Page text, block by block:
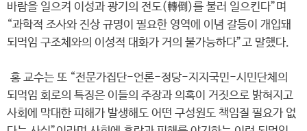
바람을 일으켜 이성과 광기의 전도(轉倒)를 불러 일으킨다”며
“과학적 조사와 진상 규명이 필요한 영역에 이념 갈등이 개입돼
되먹임 구조체와의 이성적 대화가 거의 불가능하다”고 말했다.
홍 교수는 또 “전문가집단-언론-정당-지지국민-시민단체의
되먹임 회로의 특징은 이들의 주장과 의혹이 거짓으로 밝혀지고
사회에 막대한 피해가 발생해도 어떤 구성원도 책임질 필요가 없